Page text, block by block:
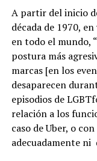
A partir del inicio
década de 1970,
en todo el mundo,
postura más
marcas [en los
desaparecen
episodios de
relación a los
caso de Uber, o
adecuadamente ni